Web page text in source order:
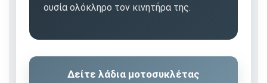
ουσία ολόκληρο τον κινητήρα της.
Δείτε λάδια μοτοσυκλέτας